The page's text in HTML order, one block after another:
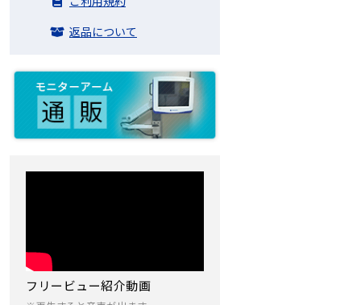
返品について
フリービュー紹介動画